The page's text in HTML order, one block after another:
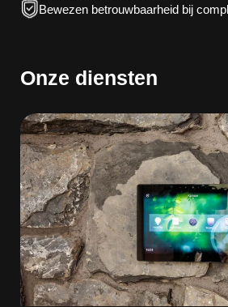
Bewezen betrouwbaarheid bij
Onze diensten